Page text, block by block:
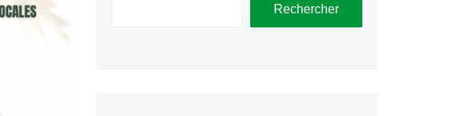
Rechercher